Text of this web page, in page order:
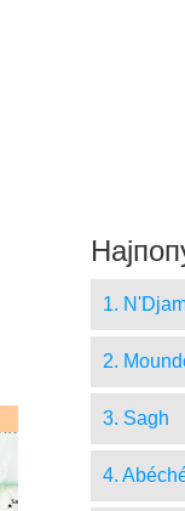
1.
2.
3. Sagh
4.